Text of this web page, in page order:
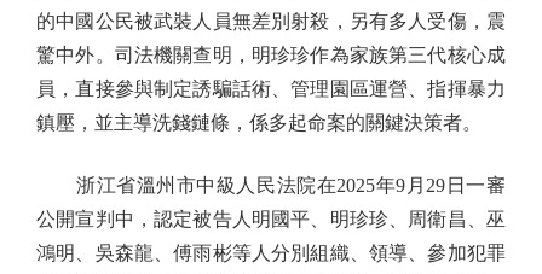
的中國公民被武裝人員無差別射殺，另有多人受傷，震
驚中外。司法機關查明，明珍珍作為家族第三代核心成
員，直接參與制定誘騙話術、管理園區運營、指揮暴力
鎮壓，並主導洗錢鏈條，係多起命案的關鍵決策者。
浙江省溫州市中級人民法院在2025年9月29日一審
公開宣判中，認定被告人明國平、明珍珍、周衛昌、巫
鴻明、吳森龍、傅雨彬等人分別組織、領導、參加犯罪